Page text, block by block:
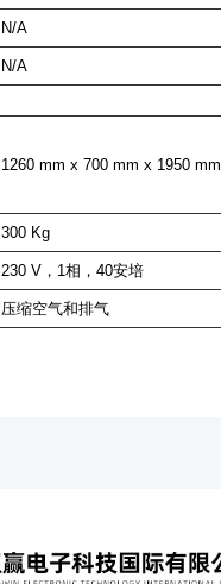
N/A
N/A
1260 mm x 700 mm x 1950 mm
300 Kg
230 V，1相，40安培
压缩空气和排气